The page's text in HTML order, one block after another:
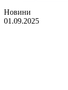
Новини
01.09.2025